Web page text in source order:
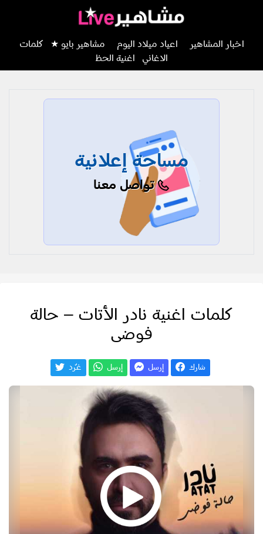
اخبار المشاهير اعياد ميلاد اليوم مشاهير بايو ★
كلمات
الاغاني
اغنية الحظ
مساحة إعلانية
تواصل معنا
كلمات اغنية نادر الأتات – حالة
فوضى
شارك إرسل إرسل غـّرد